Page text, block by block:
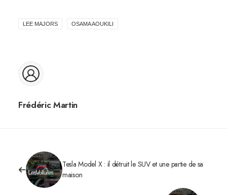
LEE MAJORS OSAMA AOUKILI
Frédéric Martin
Tesla Model X : il détruit le SUV et une partie de sa
maison